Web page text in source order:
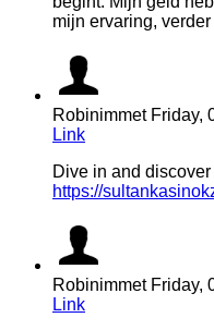
mijn ervaring,
Robinimmet Friday,
Link
Dive in and
https://
Robinimmet Friday,
Link